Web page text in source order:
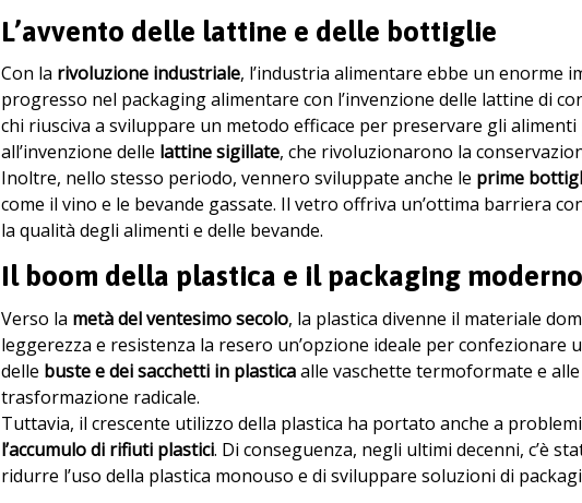
L’avvento delle lattine e delle bottiglie
Con la rivoluzione industriale, l’industria alimentare ebbe un enorme
progresso nel packaging alimentare con l’invenzione delle lattine di
chi riusciva a sviluppare un metodo efficace per preservare gli
all’invenzione delle lattine sigillate, che rivoluzionarono la
Inoltre, nello stesso periodo, vennero sviluppate anche le prime
come il vino e le bevande gassate. Il vetro offriva un’ottima barriera
la qualità degli alimenti e delle bevande.
Il boom della plastica e il packaging moderno
Verso la metà del ventesimo secolo, la plastica divenne il materiale
leggerezza e resistenza la resero un’opzione ideale per confezionare
delle buste e dei sacchetti in plasticaalle vaschette termoformate e
trasformazione radicale.
Tuttavia, il crescente utilizzo della plastica ha portato anche a
l’accumulo di rifiuti plastici. Di conseguenza, negli ultimi decenni, c’è
ridurre l’uso della plastica monouso e di sviluppare soluzioni di